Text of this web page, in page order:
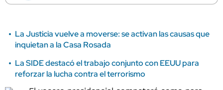
La Justicia vuelve a moverse: se activan las causas que
inquietan a la Casa Rosada
La SIDE destacó el trabajo conjunto con EEUU para
reforzar la lucha contra el terrorismo